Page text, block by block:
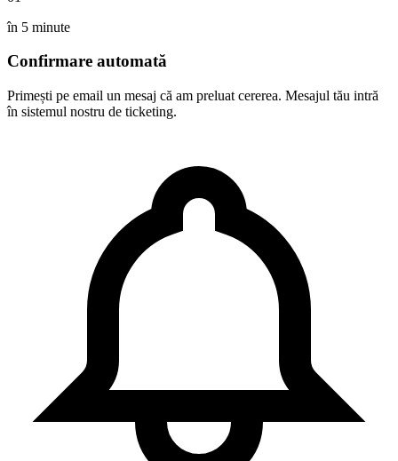
în 5 minute
Confirmare automată
Primești pe email un mesaj că am preluat cererea. Mesajul tău intră
în sistemul nostru de ticketing.